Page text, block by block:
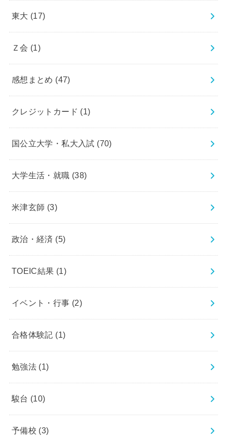
東大 (17)
Ｚ会 (1)
感想まとめ (47)
クレジットカード (1)
国公立大学・私大入試 (70)
大学生活・就職 (38)
米津玄師 (3)
政治・経済 (5)
TOEIC結果 (1)
イベント・行事 (2)
合格体験記 (1)
勉強法 (1)
駿台 (10)
予備校 (3)